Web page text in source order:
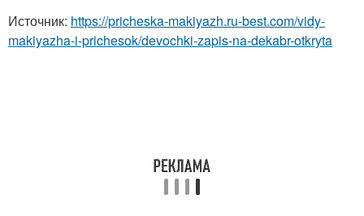
Источник: https://pricheska-makiyazh.ru-best.com/vidy-
makiyazha-i-prichesok/devochki-zapis-na-dekabr-otkryta